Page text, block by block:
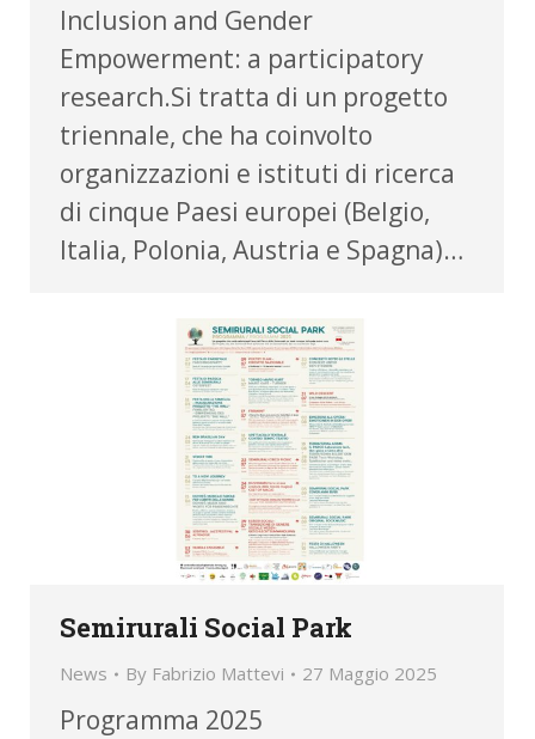
Inclusion and Gender
Empowerment: a participatory
research.Si tratta di un progetto
triennale, che ha coinvolto
organizzazioni e istituti di ricerca
di cinque Paesi europei (Belgio,
Italia, Polonia, Austria e Spagna)…
Semirurali Social Park
News By Fabrizio Mattevi 27 Maggio 2025
Programma 2025